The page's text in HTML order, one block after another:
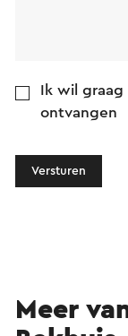
Ik wil graag
ontvangen
Versturen
Meer